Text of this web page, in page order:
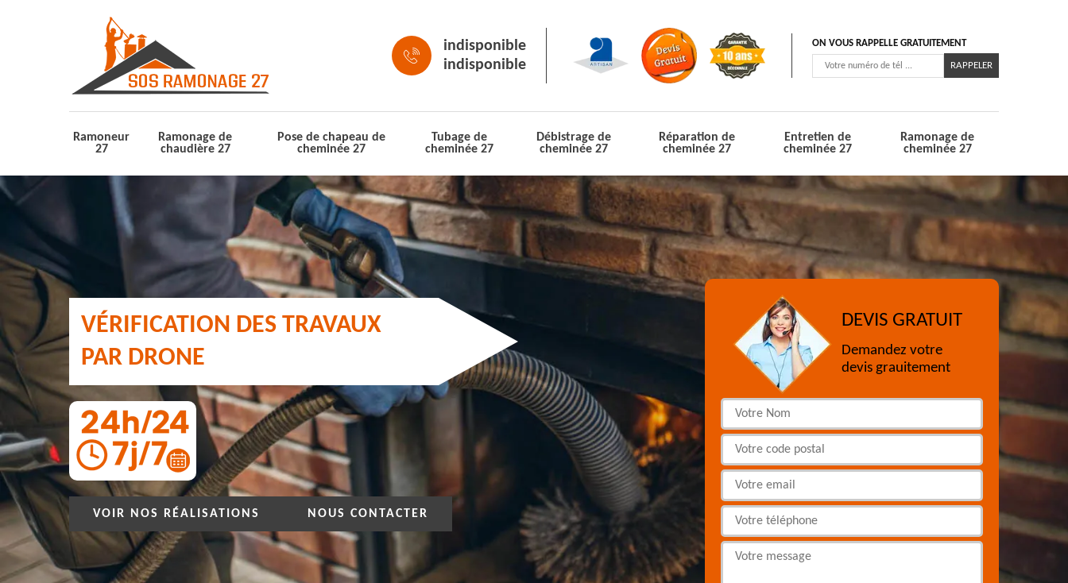
indisponible
indisponible
ON VOUS RAPPELLE GRATUITEMENT
Ramoneur
27
Ramonage de
chaudière 27
Pose de chapeau de
cheminée 27
Tubage de
cheminée 27
Débistrage de
cheminée 27
Réparation de
cheminée 27
Entretien de
cheminée 27
Ramonage de
cheminée 27
VÉRIFICATION DES TRAVAUX
PAR DRONE
VOIR NOS RÉALISATIONS NOUS CONTACTER
DEVIS GRATUIT
Demandez votre
devis grauitement